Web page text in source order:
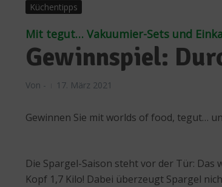
Küchentipps
Mit tegut… Vakuumier-Sets und
Gewinnspiel:
Von - 17. März 2021
Gewinnen Sie mit worlds of food, tegut…
Die Spargel-Saison steht vor der Tür: Das
Kopf 1,7 Kilo! Dabei überzeugt Spargel